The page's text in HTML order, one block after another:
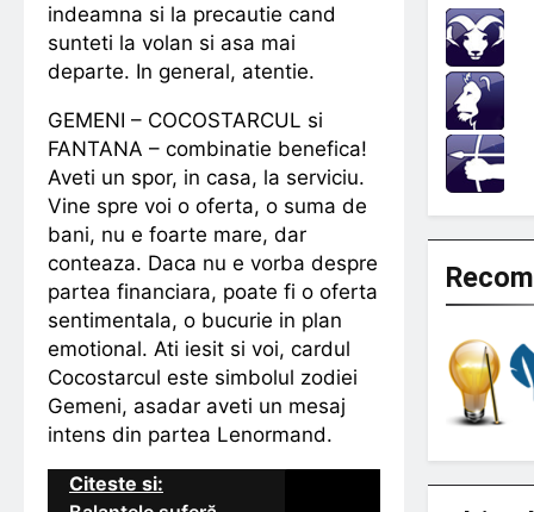
indeamna si la precautie cand
sunteti la volan si asa mai
departe. In general, atentie.
GEMENI – COCOSTARCUL si
FANTANA – combinatie benefica!
Aveti un spor, in casa, la serviciu.
Vine spre voi o oferta, o suma de
bani, nu e foarte mare, dar
conteaza. Daca nu e vorba despre
partea financiara, poate fi o oferta
sentimentala, o bucurie in plan
emotional. Ati iesit si voi, cardul
Cocostarcul este simbolul zodiei
Gemeni, asadar aveti un mesaj
intens din partea Lenormand.
Citeste si: